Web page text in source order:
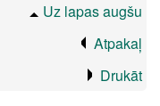
Uz lapas augšu
Atpakaļ
Drukāt